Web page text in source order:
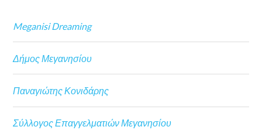
Meganisi Dreaming
Δήμος Μεγανησίου
Παναγιώτης Κονιδάρης
Σύλλογος Επαγγελματιών Μεγανησίου